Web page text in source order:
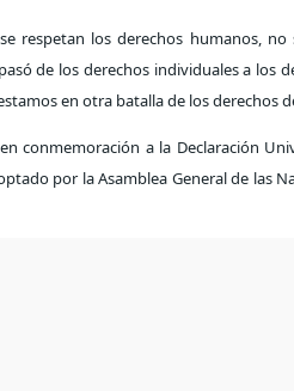
respetan los derechos humanos,
pasó de los derechos individuales a los
en otra batalla de los derechos
conmemoración a la Declaración
por la Asamblea General de las